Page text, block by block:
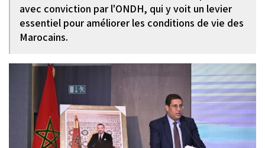
avec conviction par l'ONDH, qui y voit un levier
essentiel pour améliorer les conditions de vie des
Marocains.